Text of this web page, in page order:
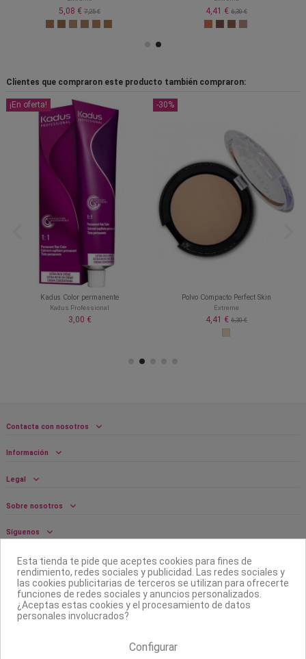
5,08 € 7,25 € 4,41 € 6,30 €
Clientes que compraron este producto también compraron:
¡En oferta!
Kadus Color permanente
Kadus Professional
3,00 €
-30%
Polvo Compacto Perfect Skin
Extreme
4,41 € 6,30 €
Contacta con nosotros
Información
Legal
Sobre nosotros
Síguenos
Boletín
Esta tienda te pide que aceptes cookies para fines de
rendimiento, redes sociales y publicidad. Las redes sociales y
las cookies publicitarias de terceros se utilizan para ofrecerte
funciones de redes sociales y anuncios personalizados.
¿Aceptas estas cookies y el procesamiento de datos
personales involucrados?
Configurar